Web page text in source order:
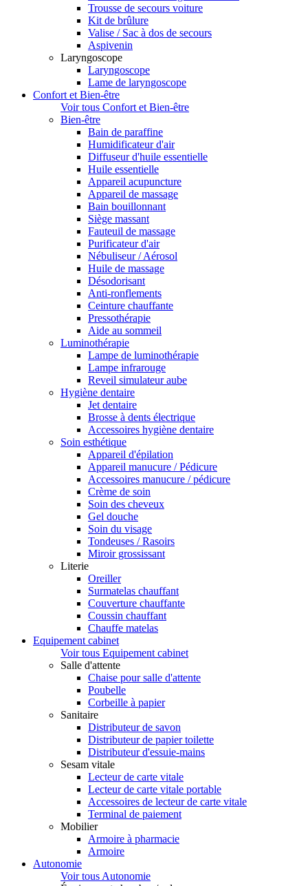
Trousse de secours voiture
Kit de brûlure
Valise / Sac à dos de secours
Aspivenin
Laryngoscope
Laryngoscope
Lame de laryngoscope
Confort et Bien-être
Voir tous Confort et Bien-être
Bien-être
Bain de paraffine
Humidificateur d'air
Diffuseur d'huile essentielle
Huile essentielle
Appareil acupuncture
Appareil de massage
Bain bouillonnant
Siège massant
Fauteuil de massage
Purificateur d'air
Nébuliseur / Aérosol
Huile de massage
Désodorisant
Anti-ronflements
Ceinture chauffante
Pressothérapie
Aide au sommeil
Luminothérapie
Lampe de luminothérapie
Lampe infrarouge
Reveil simulateur aube
Hygiène dentaire
Jet dentaire
Brosse à dents électrique
Accessoires hygiène dentaire
Soin esthétique
Appareil d'épilation
Appareil manucure / Pédicure
Accessoires manucure / pédicure
Crème de soin
Soin des cheveux
Gel douche
Soin du visage
Tondeuses / Rasoirs
Miroir grossissant
Literie
Oreiller
Surmatelas chauffant
Couverture chauffante
Coussin chauffant
Chauffe matelas
Equipement cabinet
Voir tous Equipement cabinet
Salle d'attente
Chaise pour salle d'attente
Poubelle
Corbeille à papier
Sanitaire
Distributeur de savon
Distributeur de papier toilette
Distributeur d'essuie-mains
Sesam vitale
Lecteur de carte vitale
Lecteur de carte vitale portable
Accessoires de lecteur de carte vitale
Terminal de paiement
Mobilier
Armoire à pharmacie
Armoire
Autonomie
Voir tous Autonomie